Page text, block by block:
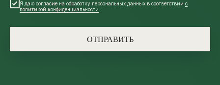
Я даю согласие на обработку персональных данных в соответствии с
политикой конфиденциальности
ОТПРАВИТЬ